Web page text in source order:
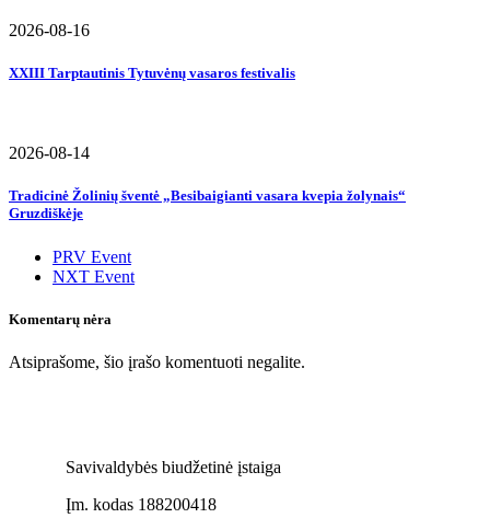
2026-08-16
XXIII Tarptautinis Tytuvėnų vasaros festivalis
2026-08-14
Tradicinė Žolinių šventė „Besibaigianti vasara kvepia žolynais“
Gruzdiškėje
PRV Event
NXT Event
Komentarų nėra
Atsiprašome, šio įrašo komentuoti negalite.
Savivaldybės biudžetinė įstaiga
Įm. kodas 188200418